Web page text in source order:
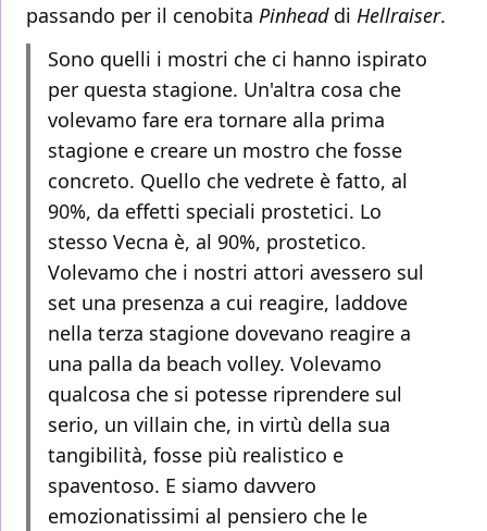
passando per il cenobita Pinheaddi Hellraiser.
Sono quelli i mostri che ci hanno ispirato
per questa stagione. Un'altra cosa che
volevamo fare era tornare alla prima
stagione e creare un mostro che fosse
concreto. Quello che vedrete è fatto, al
90%, da effetti speciali prostetici. Lo
stesso Vecna è, al 90%, prostetico.
Volevamo che i nostri attori avessero sul
set una presenza a cui reagire, laddove
nella terza stagione dovevano reagire a
una palla da beach volley. Volevamo
qualcosa che si potesse riprendere sul
serio, un villain che, in virtù della sua
tangibilità, fosse più realistico e
spaventoso. E siamo davvero
emozionatissimi al pensiero che le